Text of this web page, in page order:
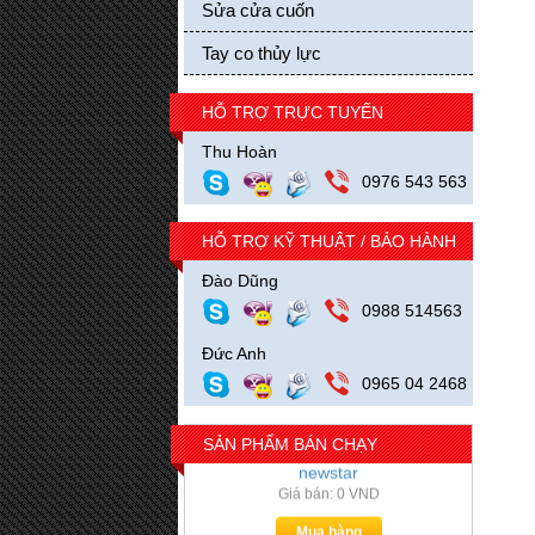
Sửa cửa cuốn
Tay co thủy lực
HỖ TRỢ TRỰC TUYẾN
Thu Hoàn
0976 543 563
HỖ TRỢ KỸ THUẬT / BẢO HÀNH
Đào Dũng
0988 514563
Đức Anh
0965 04 2468
SẢN PHẨM BÁN CHẠY
Bánh xe treo cửa lùa kính kẹp tròn
Giá bán: 0 VND
kẹp kính, kẹp góc cửa kính inox
newstar
Giá bán: 0 VND